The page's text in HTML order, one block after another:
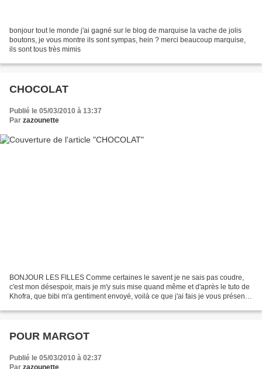
bonjour tout le monde j'ai gagné sur le blog de marquise la vache de jolis
boutons, je vous montre ils sont sympas, hein ? merci beaucoup marquise,
ils sont tous très mimis
CHOCOLAT
Publié le 05/03/2010 à 13:37
Par zazounette
BONJOUR LES FILLES Comme certaines le savent je ne sais pas coudre,
c'est mon désespoir, mais je m'y suis mise quand même et d'après le tuto de
Khofra, que bibi m'a gentiment envoyé, voilà ce que j'ai fais je vous présente
POUR MARGOT
Publié le 05/03/2010 à 02:37
Par zazounette